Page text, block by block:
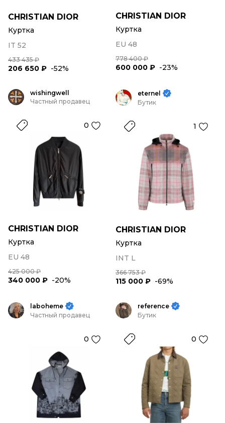
CHRISTIAN DIOR
Куртка
IT 52
433 435 ₽
206 650 ₽ -52%
CHRISTIAN DIOR
Куртка
EU 48
778 400 ₽
600 000 ₽ -23%
wishingwell
Частный продавец
0
CHRISTIAN DIOR
Куртка
EU 48
425 000 ₽
340 000 ₽ -20%
eternel
Бутик
1
CHRISTIAN DIOR
Куртка
INT L
366 753 ₽
115 000 ₽ -69%
laboheme
Частный продавец
0
reference
Бутик
0